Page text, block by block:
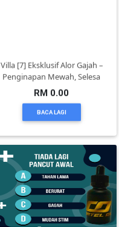
Villa [7] Eksklusif Alor Gajah –
Penginapan Mewah, Selesa
RM 0.00
BACA LAGI